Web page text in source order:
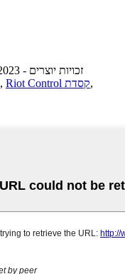
© זכויות יוצרים - 2010-2023 : כל הזכויות שמורות.
, Riot Control קסדת,